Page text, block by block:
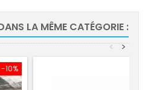
LA MÊME CATÉGORIE :
>
<
-10%